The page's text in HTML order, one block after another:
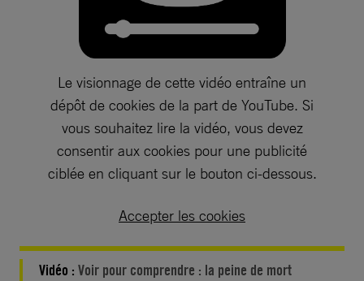
Le visionnage de cette vidéo entraîne un
dépôt de cookies de la part de YouTube. Si
vous souhaitez lire la vidéo, vous devez
consentir aux cookies pour une publicité
ciblée en cliquant sur le bouton ci-dessous.
Accepter les cookies
Vidéo : Voir pour comprendre : la peine de mort